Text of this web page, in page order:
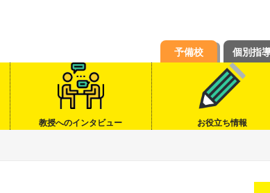
予備校 個別指
教授へのインタビュー お役立ち情報